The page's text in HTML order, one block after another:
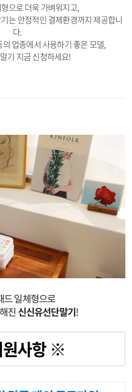
으로 더욱 가벼워지고,
는 안정적인 결제환경까지 제공합니
다.
업종에서 사용하기 좋은 모델,
기 지금 신청하세요!
드 일체형으로
진 신신유선단말기!
사항 ※